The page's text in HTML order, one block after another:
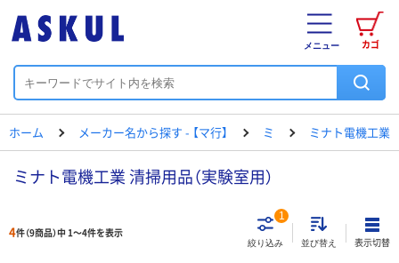
カゴ
メニュー
ホーム メーカー名から探す - 【マ行】 ミ ミナト電機工業
ミナト電機工業 清掃用品（実験室用）
4件（9商品）中 1～4件を表示
絞り込み
1
並び替え 表示切替